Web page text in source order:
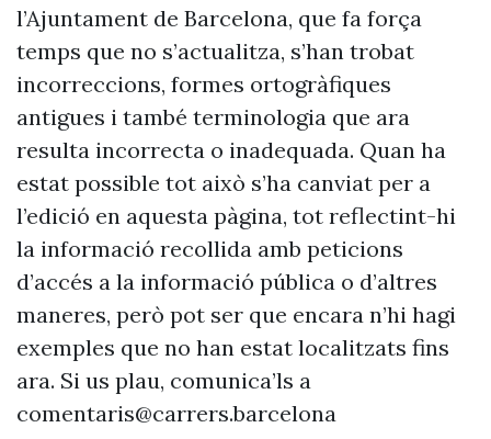
l’Ajuntament de Barcelona, que fa força
temps que no s’actualitza, s’han trobat
incorreccions, formes ortogràfiques
antigues i també terminologia que ara
resulta incorrecta o inadequada. Quan ha
estat possible tot això s’ha canviat per a
l’edició en aquesta pàgina, tot reflectint-hi
la informació recollida amb peticions
d’accés a la informació pública o d’altres
maneres, però pot ser que encara n’hi hagi
exemples que no han estat localitzats fins
ara. Si us plau, comunica’ls a
comentaris@carrers.barcelona